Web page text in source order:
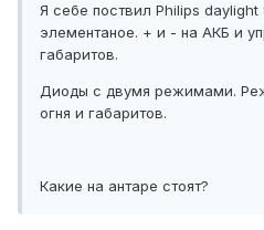
Я себе поствил Philips
элементаное. + и - на АКБ и
габаритов.
Диоды с двумя режимами.
огня и габаритов.
Какие на антаре стоят?